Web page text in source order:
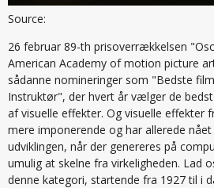
Source:
26 februar 89-th prisoverrækkelsen
American Academy of motion picture
sådanne nomineringer som "Bedste
Instruktør", der hvert år vælger de
af visuelle effekter. Og visuelle effekter
mere imponerende og har allerede
udviklingen, når der genereres på
umulig at skelne fra virkeligheden. Lad
denne kategori, startende fra 1927 til i